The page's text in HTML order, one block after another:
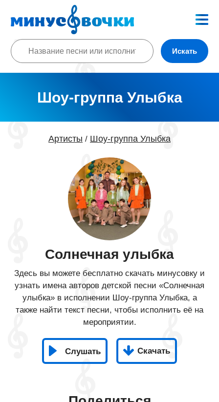
Искать
Шоу-группа Улыбка
Артисты / Шоу-группа Улыбка
Солнечная улыбка
Здесь вы можете бесплатно скачать минусовку и
узнать имена авторов детской песни «Солнечная
улыбка» в исполнении Шоу-группа Улыбка, а
также найти текст песни, чтобы исполнить её на
мероприятии.
Слушать Скачать